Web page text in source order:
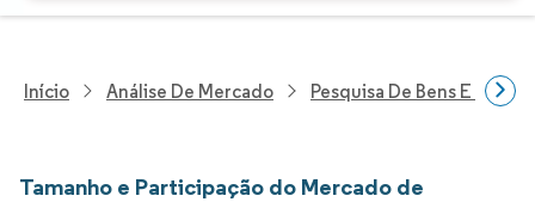
Início Análise De Mercado Pesquisa De Bens E
Tamanho e Participação do Mercado de